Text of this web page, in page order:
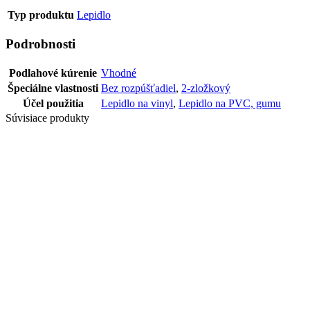
Typ produktu Lepidlo
Podrobnosti
Podlahové kúrenie Vhodné
Špeciálne vlastnosti Bez rozpúšťadiel, 2-zložkový
Účel použitia
Lepidlo na vinyl, Lepidlo na PVC, gumu
Súvisiace produkty